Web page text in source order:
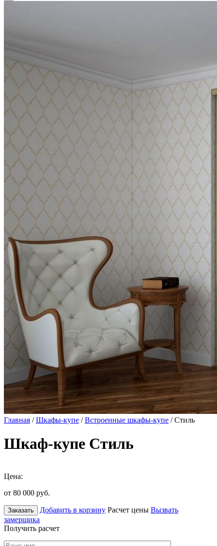
Главная /Шкафы-купе /Встроенные шкафы-купе / Стиль
Шкаф-купе Стиль
Цена:
от 80 000 руб.
Заказать Добавить в корзину Расчет цены Вызвать
замерщика
Получить расчет